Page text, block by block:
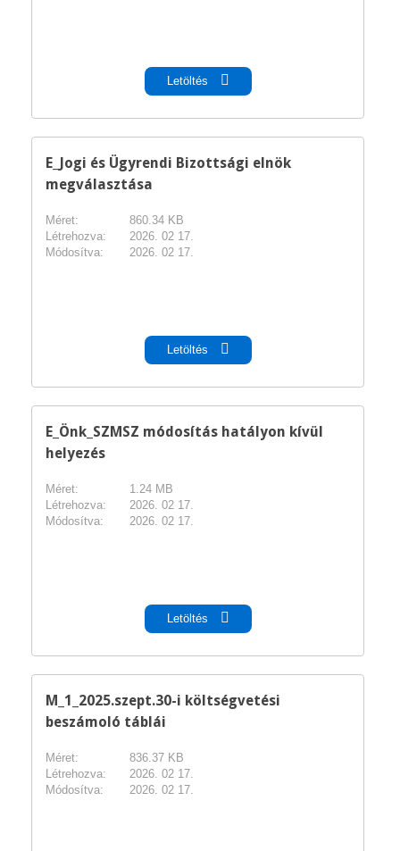
Letöltés
E_Jogi és Ügyrendi Bizottsági elnök
megválasztása
Méret:
860.34 KB
Létrehozva:
2026. 02 17.
Módosítva:
2026. 02 17.
Letöltés
E_Önk_SZMSZ módosítás hatályon kívül
helyezés
Méret:
1.24 MB
Létrehozva:
2026. 02 17.
Módosítva:
2026. 02 17.
Letöltés
M_1_2025.szept.30-i költségvetési
beszámoló táblái
Méret:
836.37 KB
Létrehozva:
2026. 02 17.
Módosítva:
2026. 02 17.